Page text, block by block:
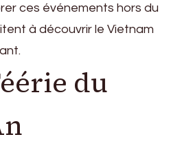
ces événements hors du
à découvrir le Vietnam
du